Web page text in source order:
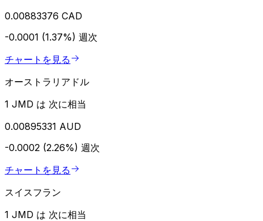
0.00883376 CAD
-0.0001 (1.37%) 週次
チャートを見る
オーストラリアドル
1 JMD は 次に相当
0.00895331 AUD
-0.0002 (2.26%) 週次
チャートを見る
スイスフラン
1 JMD は 次に相当